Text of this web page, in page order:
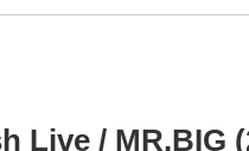
Live / MR.BIG